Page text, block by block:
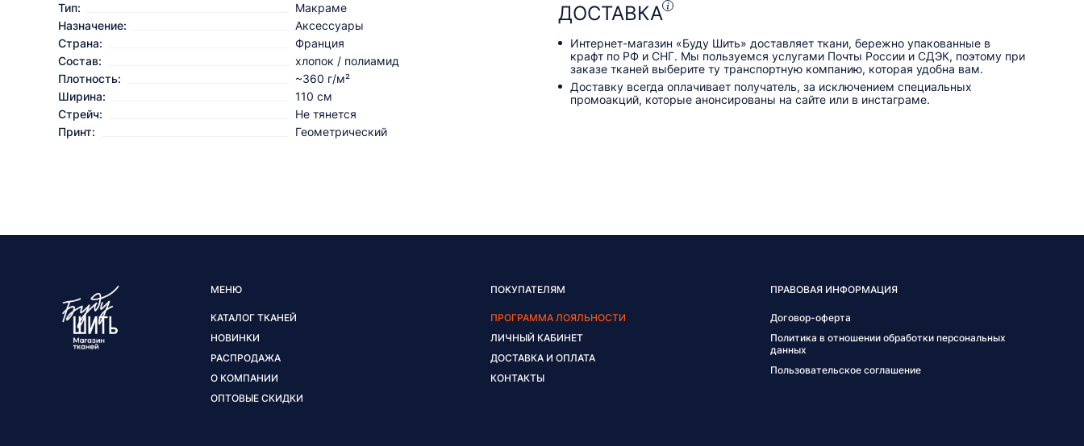
Тип:
Макраме
Назначение:
Аксессуары
Страна:
Франция
Состав:
хлопок / полиамид
Плотность:
~360 г/м²
Ширина:
110 см
Стрейч:
Не тянется
Принт:
Геометрический
ДОСТАВКА
Интернет-магазин «Буду Шить» доставляет ткани, бережно упакованные в
крафт по РФ и СНГ. Мы пользуемся услугами Почты России и СДЭК, поэтому при
заказе тканей выберите ту транспортную компанию, которая удобна вам.
Доставку всегда оплачивает получатель, за исключением специальных
промоакций, которые анонсированы на сайте или в инстаграме.
МЕНЮ
КАТАЛОГ ТКАНЕЙ
НОВИНКИ
РАСПРОДАЖА
О КОМПАНИИ
ОПТОВЫЕ СКИДКИ
ПОКУПАТЕЛЯМ
ПРОГРАММА ЛОЯЛЬНОСТИ
ЛИЧНЫЙ КАБИНЕТ
ДОСТАВКА И ОПЛАТА
КОНТАКТЫ
ПРАВОВАЯ ИНФОРМАЦИЯ
Договор-оферта
Политика в отношении обработки персональных
данных
Пользовательское соглашение